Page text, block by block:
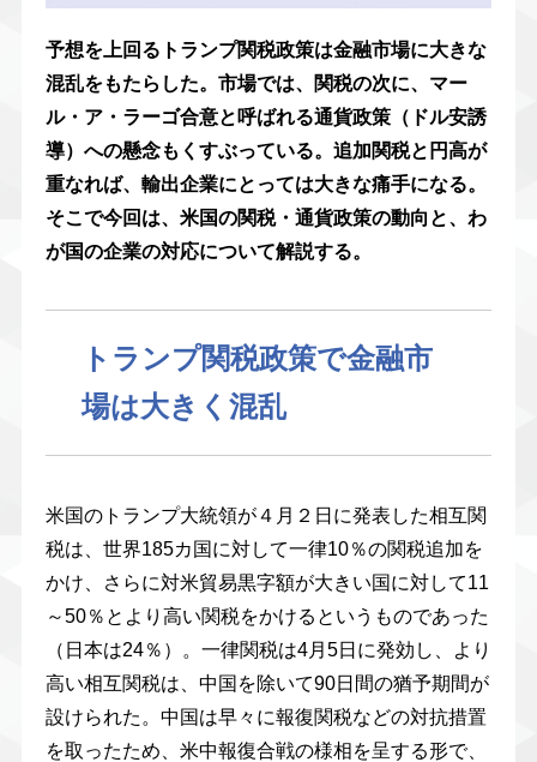
予想を上回るトランプ関税政策は金融市場に大きな
混乱をもたらした。市場では、関税の次に、マー
ル・ア・ラーゴ合意と呼ばれる通貨政策（ドル安誘
導）への懸念もくすぶっている。追加関税と円高が
重なれば、輸出企業にとっては大きな痛手になる。
そこで今回は、米国の関税・通貨政策の動向と、わ
が国の企業の対応について解説する。
トランプ関税政策で金融市
場は大きく混乱
米国のトランプ大統領が４月２日に発表した相互関
税は、世界185カ国に対して一律10％の関税追加を
かけ、さらに対米貿易黒字額が大きい国に対して11
～50％とより高い関税をかけるというものであった
（日本は24％）。一律関税は4月5日に発効し、より
高い相互関税は、中国を除いて90日間の猶予期間が
設けられた。中国は早々に報復関税などの対抗措置
を取ったため、米中報復合戦の様相を呈する形で、